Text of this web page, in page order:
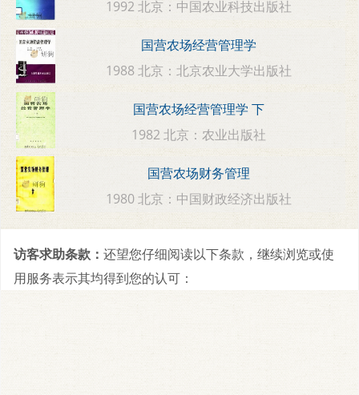
1992 北京：中国农业科技出版社
国营农场经营管理学
1988 北京：北京农业大学出版社
国营农场经营管理学 下
1982 北京：农业出版社
国营农场财务管理
1980 北京：中国财政经济出版社
访客求助条款： 还望您仔细阅读以下条款，继续浏览或使
用服务表示其均得到您的认可：